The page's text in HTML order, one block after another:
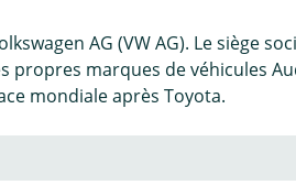
AG (VW AG). Le siège
marques de véhicules
mondiale après Toyota.